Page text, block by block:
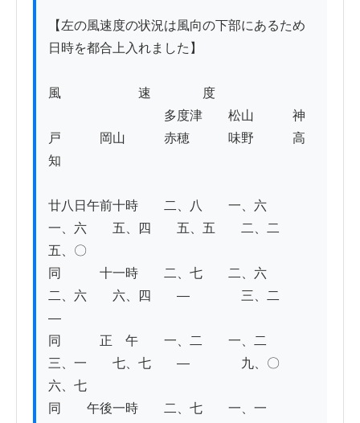
【左の風速度の状況は風向の下部にあるため
日時を都合上入れました】
風　　　　　　速　　　　度
多度津　　松山　　　神
戸　　　岡山　　　赤穂　　　味野　　　高
知
廿八日午前十時　　二、八　　一、六
一、六　　五、四　　五、五　　二、二
五、〇
同　　　十一時　　二、七　　二、六
二、六　　六、四　　―　　　　三、二
―
同　　　正　午　　一、二　　一、二
三、一　　七、七　　―　　　　九、〇
六、七
同　　午後一時　　二、七　　一、一